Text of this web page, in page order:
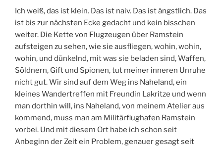
Ich weiß, das ist klein. Das ist naiv. Das ist ängstlich. Das
ist bis zur nächsten Ecke gedacht und kein bisschen
weiter. Die Kette von Flugzeugen über Ramstein
aufsteigen zu sehen, wie sie ausfliegen, wohin, wohin,
wohin, und dünkelnd, mit was sie beladen sind, Waffen,
Söldnern, Gift und Spionen, tut meiner inneren Unruhe
nicht gut. Wir sind auf dem Weg ins Naheland, ein
kleines Wandertreffen mit Freundin Lakritze und wenn
man dorthin will, ins Naheland, von meinem Atelier aus
kommend, muss man am Militärflughafen Ramstein
vorbei. Und mit diesem Ort habe ich schon seit
Anbeginn der Zeit ein Problem, genauer gesagt seit